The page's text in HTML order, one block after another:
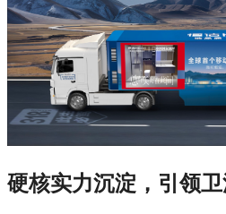
硬核实力沉淀，引领